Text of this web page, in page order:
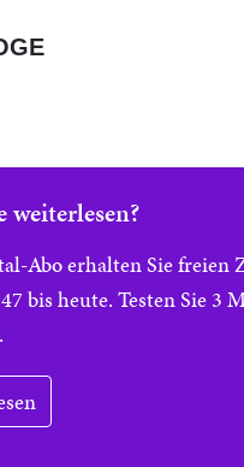
weiterlesen?
Abo erhalten Sie freien
bis heute. Testen Sie